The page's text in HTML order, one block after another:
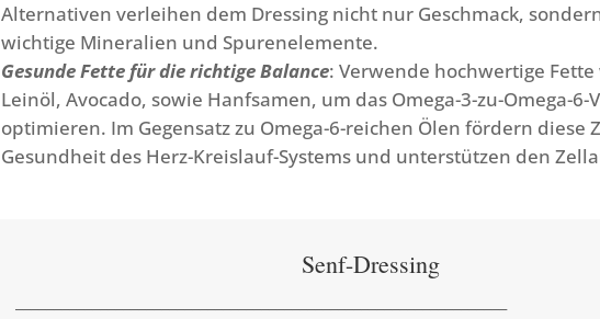
Alternativen verleihen dem Dressing nicht nur Geschmack,
wichtige Mineralien und Spurenelemente.
Gesunde Fette für die richtige Balance: Verwende hochwertige
Leinöl, Avocado, sowie Hanfsamen, um das Omega-3-zu-Omega-6-
optimieren. Im Gegensatz zu Omega-6-reichen Ölen fördern diese
Gesundheit des Herz-Kreislauf-Systems und unterstützen den
Senf-Dressing